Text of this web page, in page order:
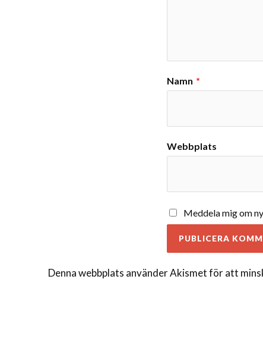
Namn *
Webbplats
Meddela mig om
Denna webbplats använder Akismet för att